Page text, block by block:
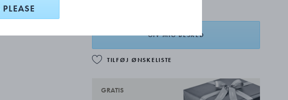
GIV MIG BESKED
TILFØJ ØNSKELISTE
GRATIS
PLEASE